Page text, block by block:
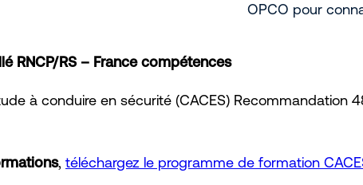
OPCO pour
RNCP/RS – France compétences
à conduire en sécurité (CACES)
, téléchargez le programme de formation